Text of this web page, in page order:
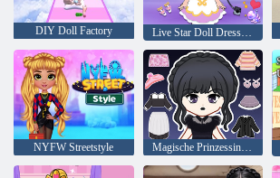
DIY Doll Factory Live Star Doll Dress Up
NYFW Streetstyle Magische Prinzessin: Dress Puppe